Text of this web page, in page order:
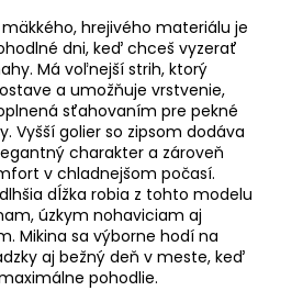
hrejivého materiálu je
dni, keď chceš vyzerať
Má voľnejší strih, ktorý
a umožňuje vrstvenie,
sťahovaním pre pekné
Vyšší golier so zipsom dodáva
charakter a zároveň
v chladnejšom počasí.
dĺžka robia z tohto modelu
úzkym nohaviciam aj
Mikina sa výborne hodí na
aj bežný deň v meste, keď
pohodlie.